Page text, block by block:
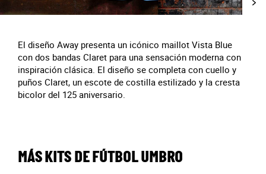
El diseño Away presenta un icónico maillot Vista Blue
con dos bandas Claret para una sensación moderna con
inspiración clásica. El diseño se completa con cuello y
puños Claret, un escote de costilla estilizado y la cresta
bicolor del 125 aniversario.
MÁS KITS DE FÚTBOL UMBRO